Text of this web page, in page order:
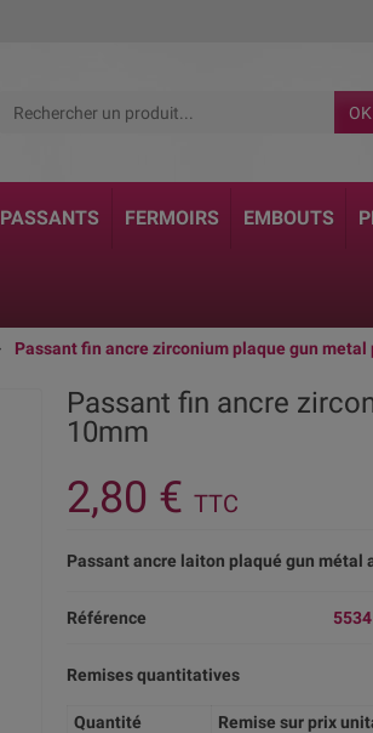
OK
PASSANTS FERMOIRS EMBOUTS
Passant fin ancre zirconium plaque gun
Passant fin ancre
10mm
2,80 € TTC
Passant ancre laiton plaqué gun métal
Référence 5534
Remises quantitatives
Quantité Remise sur prix